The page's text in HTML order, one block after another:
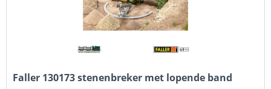
Faller 130173 stenenbreker met lopende band